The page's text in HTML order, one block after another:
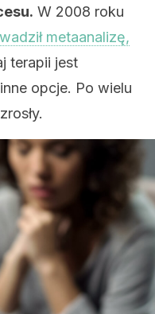
W 2008 roku
metaanalizę,
terapii jest
opcje. Po wielu